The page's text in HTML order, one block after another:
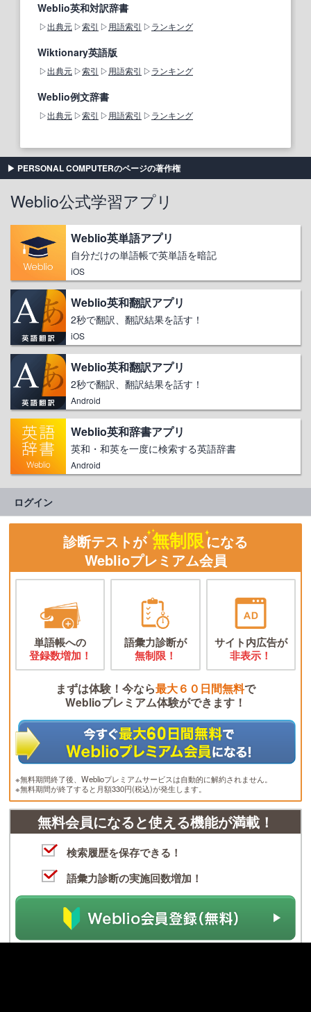
Weblio英和対訳辞書
出典元 索引 用語索引 ランキング
Wiktionary英語版
出典元 索引 用語索引 ランキング
Weblio例文辞書
出典元 索引 用語索引 ランキング
PERSONAL COMPUTERのページの著作権
Weblio公式学習アプリ
Weblio英単語アプリ
自分だけの単語帳で英単語を暗記
iOS
Weblio英和翻訳アプリ
2秒で翻訳、翻訳結果を話す！
iOS
Weblio英和翻訳アプリ
2秒で翻訳、翻訳結果を話す！
Android
Weblio英和辞書アプリ
英和・和英を一度に検索する英語辞書
Android
ログイン
診断テストが 無制限になる
Weblioプレミアム会員
単語帳への
登録数増加！
語彙力診断が
無制限！
サイト内広告が
非表示！
まずは体験！今なら最大６０日間無料で
Weblioプレミアム体験ができます！
※無料期間終了後、Weblioプレミアムサービスは自動的に解約されません。
※無料期間が終了すると月額330円(税込)が発生します。
無料会員になると使える機能が満載！
検索履歴を保存できる！
語彙力診断の実施回数増加！